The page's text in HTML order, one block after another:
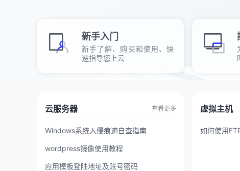
新手入门
新手了解、购买和使用、快
速指导您上云
云服务器 查看更多
Windows系统入侵痕迹自查指南
wordpress镜像使用教程
应用模板登陆地址及账号密码
虚拟主机
如何使用